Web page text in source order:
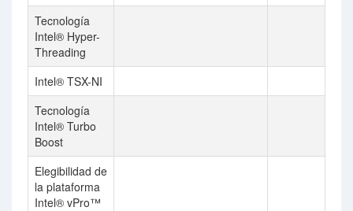
Tecnología
Intel® Hyper-
Threading
Intel® TSX-NI
Tecnología
Intel® Turbo
Boost
Elegibilidad de
la plataforma
Intel® vPro™